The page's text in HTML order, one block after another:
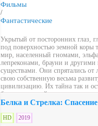
Фильмы
/
Фантастические
Укрытый от посторонних глаз,
под поверхностью земной коры
мир, населенный гномами,
лепреконами, брауни и
существами. Они спрятались от
свою собственную весьма
цивилизацию. Их тайна так и
бы нераскрытой, если ...
Белка и Стрелка:
HD 2019